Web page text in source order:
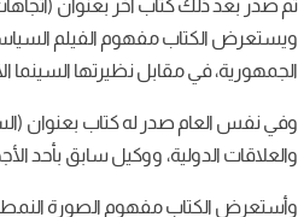
ويستعرض الكتاب مفهوم الفيلم
الجمهورية، في مقابل نظيرتها السينما
وفي نفس العام صدر له كتاب بعنوان
والعلاقات الدولية، ووكيل سابق بأحد
وأستعرض الكتاب مفهوم الصورة